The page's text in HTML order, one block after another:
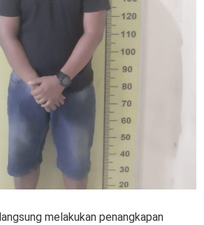
melakukan penangkapan